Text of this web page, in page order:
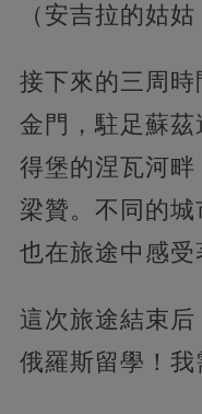
（安吉拉的姑姑
接下來的三周
金門，駐足蘇
得堡的涅瓦河
梁贊。不同的
也在旅途中感受
這次旅途結束
俄羅斯留學！我